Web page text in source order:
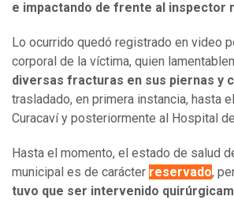
e impactando de frente al inspector
Lo ocurrido quedó registrado en video
corporal de la víctima, quien
diversas fracturas en sus piernas y
trasladado, en primera instancia, hasta
Curacaví y posteriormente al Hospital
Hasta el momento, el estado de salud
municipal es de carácter reservado,
tuvo que ser intervenido